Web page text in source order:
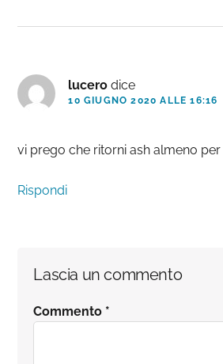
lucero dice
10 GIUGNO 2020 ALLE 16:16
vi prego che ritorni ash almeno
Rispondi
Lascia un commento
Commento *